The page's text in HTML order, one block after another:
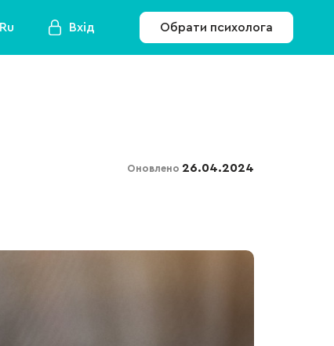
Ru Вхід Обрати психолога
Оновлено 26.04.2024